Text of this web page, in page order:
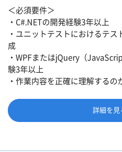
＜必須要件＞
・C#.NETの開発経験3年以上
・ユニットテストにおけるテ
成
・WPFまたはjQuery（
験3年以上
・作業内容を正確に理解するの
詳細を見